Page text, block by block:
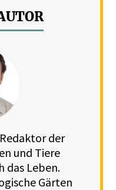
der
und Tiere
das Leben.
Gärten